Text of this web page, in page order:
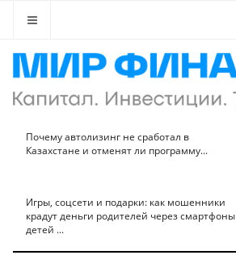
Почему автолизинг не сработал в
Казахстане и отменят ли программу...
Игры, соцсети и подарки: как мошенники
крадут деньги родителей через смартфоны
детей ...